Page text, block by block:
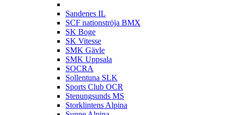
Sandenes IL
SCF nationströja BMX
SK Boge
SK Vitesse
SMK Gävle
SMK Uppsala
SOCRA
Sollentuna SLK
Sports Club OCR
Stenungsunds MS
Storklintens Alpina